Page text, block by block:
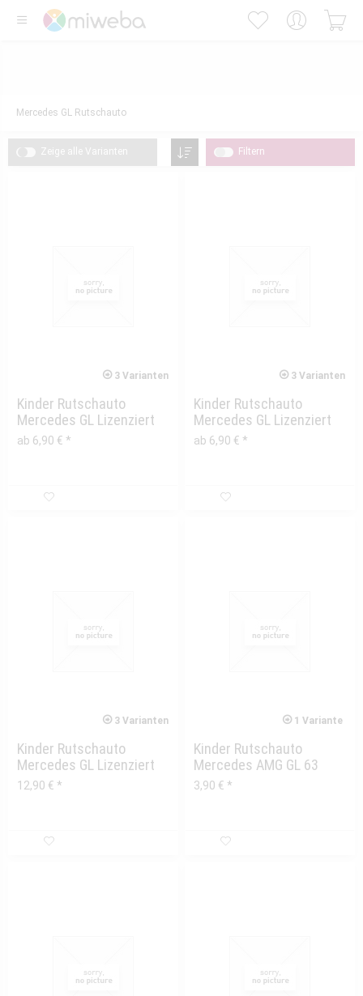
Mercedes GL Rutschauto
Zeige alle Varianten Filtern
3 Varianten
Kinder Rutschauto
Mercedes GL Lizenziert
Verkleidung vorne...
ab 6,90 € *
3 Varianten
Kinder Rutschauto
Mercedes GL Lizenziert
Verkleidung hinten
ab 6,90 € *
3 Varianten
Kinder Rutschauto
Mercedes GL Lizenziert
Halter
12,90 € *
1 Variante
Kinder Rutschauto
Mercedes AMG GL 63
Radkappe vorne/hinten
3,90 € *